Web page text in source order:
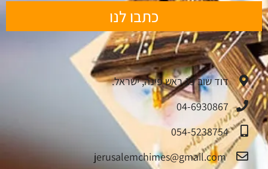
כתבו לנו
דוד שוב 19 ראש פינה, ישראל.
04-6930867
054-5238754
jerusalemchimes@gmail.com‏